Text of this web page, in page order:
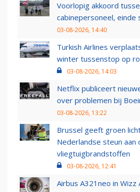
Voorlopig akkoord
cabinepersoneel, einde
03-08-2026, 14:40
Turkish Airlines
winter tussenstop op
03-08-2026, 14:03
Netflix publiceert
over problemen bij
03-08-2026, 13:22
Brussel geeft groen
Nederlandse steun aan
vliegtuigbrandstoffen
03-08-2026, 12:41
Airbus A321neo in Wizz